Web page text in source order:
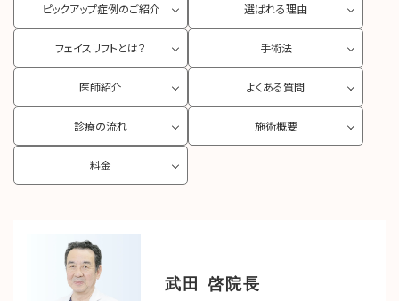
ピックアップ症例のご紹介 選ばれる理由
フェイスリフトとは？ 手術法
医師紹介 よくある質問
診療の流れ 施術概要
料金
武田 啓 院長